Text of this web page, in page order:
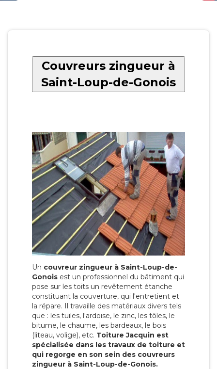
Couvreurs zingueur à
Saint-Loup-de-Gonois
Un couvreur zingueur à Saint-Loup-de-
Gonois est un professionnel du bâtiment qui
pose sur les toits un revêtement étanche
constituant la couverture, qui l'entretient et
la répare. Il travaille des matériaux divers tels
que : les tuiles, l'ardoise, le zinc, les tôles, le
bitume, le chaume, les bardeaux, le bois
(liteau, volige), etc. Toiture Jacquin est
spécialisée dans les travaux de toiture et
qui regorge en son sein des couvreurs
zingueur à Saint-Loup-de-Gonois.